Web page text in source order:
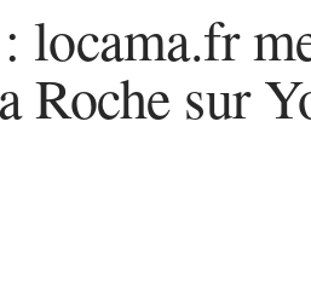
locama.fr
Roche sur